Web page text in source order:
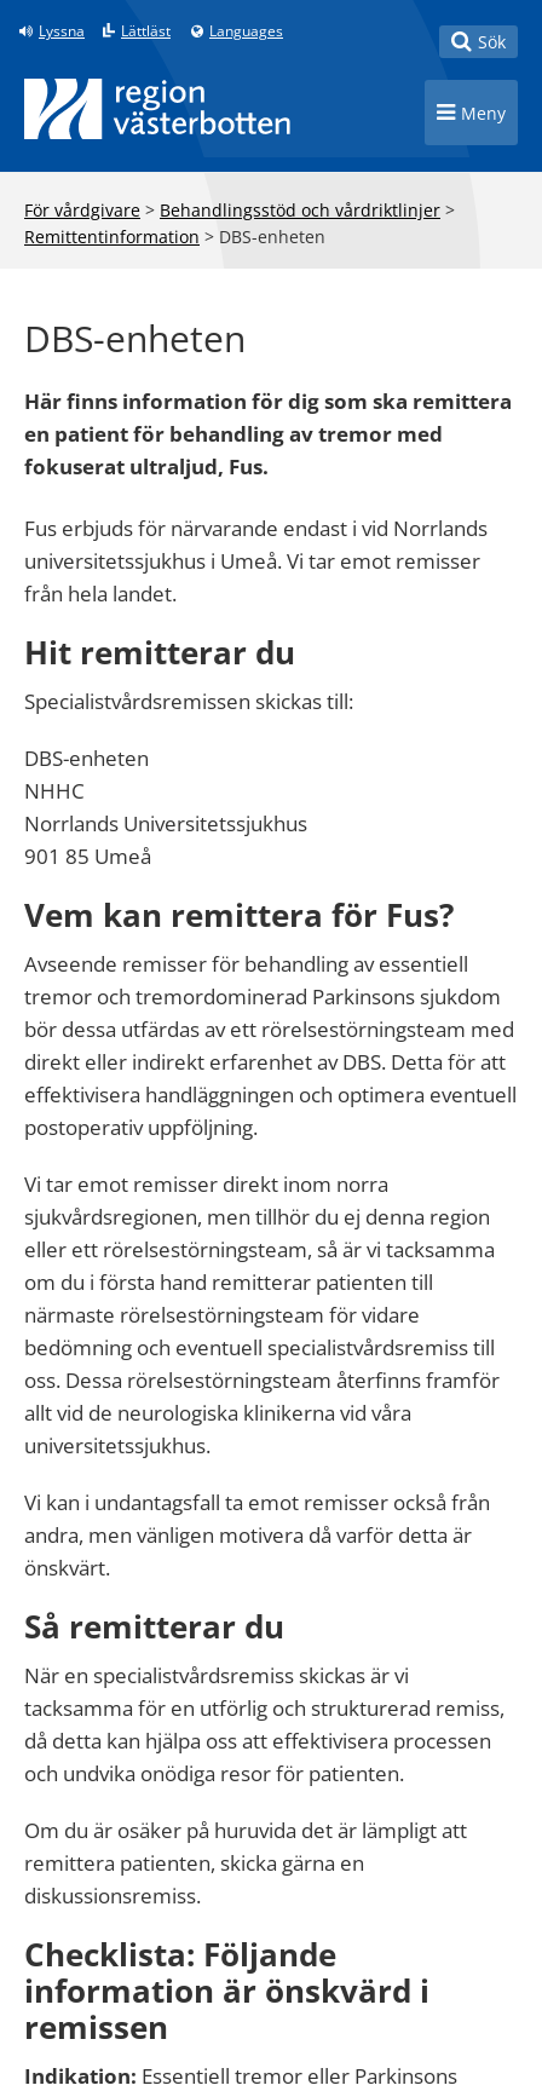
Till innehåll på sidan
Lyssna Lättläst Languages Toggle
Sök
Toggle
Meny
För vårdgivare > Behandlingsstöd och vårdriktlinjer >
Remittentinformation > DBS-enheten
DBS-enheten
Här finns information för dig som ska remittera
en patient för behandling av tremor med
fokuserat ultraljud, Fus.
Fus erbjuds för närvarande endast i vid Norrlands
universitetssjukhus i Umeå. Vi tar emot remisser
från hela landet.
Hit remitterar du
Specialistvårdsremissen skickas till:
DBS-enheten
NHHC
Norrlands Universitetssjukhus
901 85 Umeå
Vem kan remittera för Fus?
Avseende remisser för behandling av essentiell
tremor och tremordominerad Parkinsons sjukdom
bör dessa utfärdas av ett rörelsestörningsteam med
direkt eller indirekt erfarenhet av DBS. Detta för att
effektivisera handläggningen och optimera eventuell
postoperativ uppföljning.
Vi tar emot remisser direkt inom norra
sjukvårdsregionen, men tillhör du ej denna region
eller ett rörelsestörningsteam, så är vi tacksamma
om du i första hand remitterar patienten till
närmaste rörelsestörningsteam för vidare
bedömning och eventuell specialistvårdsremiss till
oss. Dessa rörelsestörningsteam återfinns framför
allt vid de neurologiska klinikerna vid våra
universitetssjukhus.
Vi kan i undantagsfall ta emot remisser också från
andra, men vänligen motivera då varför detta är
önskvärt.
Så remitterar du
När en specialistvårdsremiss skickas är vi
tacksamma för en utförlig och strukturerad remiss,
då detta kan hjälpa oss att effektivisera processen
och undvika onödiga resor för patienten.
Om du är osäker på huruvida det är lämpligt att
remittera patienten, skicka gärna en
diskussionsremiss.
Checklista: Följande
information är önskvärd i
remissen
Indikation: Essentiell tremor eller Parkinsons